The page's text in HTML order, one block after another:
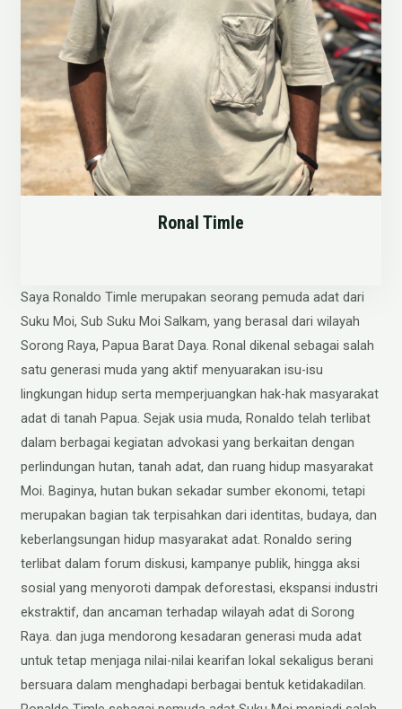
Ronal Timle
Saya Ronaldo Timle merupakan seorang pemuda adat dari
Suku Moi, Sub Suku Moi Salkam, yang berasal dari wilayah
Sorong Raya, Papua Barat Daya. Ronal dikenal sebagai salah
satu generasi muda yang aktif menyuarakan isu-isu
lingkungan hidup serta memperjuangkan hak-hak masyarakat
adat di tanah Papua. Sejak usia muda, Ronaldo telah terlibat
dalam berbagai kegiatan advokasi yang berkaitan dengan
perlindungan hutan, tanah adat, dan ruang hidup masyarakat
Moi. Baginya, hutan bukan sekadar sumber ekonomi, tetapi
merupakan bagian tak terpisahkan dari identitas, budaya, dan
keberlangsungan hidup masyarakat adat. Ronaldo sering
terlibat dalam forum diskusi, kampanye publik, hingga aksi
sosial yang menyoroti dampak deforestasi, ekspansi industri
ekstraktif, dan ancaman terhadap wilayah adat di Sorong
Raya. dan juga mendorong kesadaran generasi muda adat
untuk tetap menjaga nilai-nilai kearifan lokal sekaligus berani
bersuara dalam menghadapi berbagai bentuk ketidakadilan.